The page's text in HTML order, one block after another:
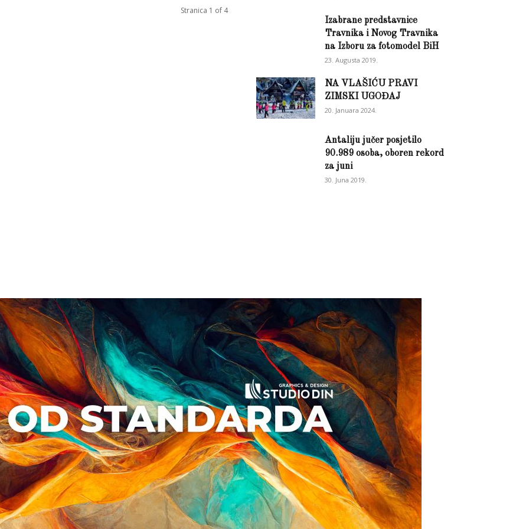
Stranica 1 of 4
Izabrane predstavnice
Travnika i Novog Travnika
na Izboru za fotomodel BiH
23. Augusta 2019.
NA VLAŠIĆU PRAVI
ZIMSKI UGOĐAJ
20. Januara 2024.
Antaliju jučer posjetilo
90.989 osoba, oboren rekord
za juni
30. Juna 2019.